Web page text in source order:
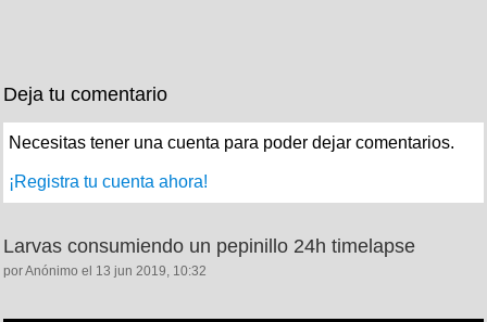
Deja tu comentario
Necesitas tener una cuenta para poder dejar comentarios.
¡Registra tu cuenta ahora!
Larvas consumiendo un pepinillo 24h timelapse
por Anónimo el 13 jun 2019, 10:32